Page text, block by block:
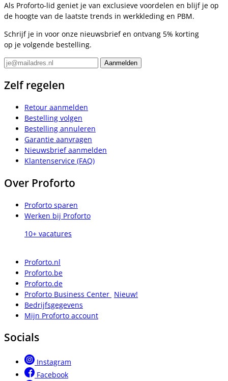
Als Proforto-lid geniet je van exclusieve voordelen en blijf je op
de hoogte van de laatste trends in werkkleding en PBM.
Schrijf je in voor onze nieuwsbrief en ontvang 5% korting
op je volgende bestelling.
Zelf regelen
Retour aanmelden
Bestelling volgen
Bestelling annuleren
Garantie aanvragen
Nieuwsbrief aanmelden
Klantenservice (FAQ)
Over Proforto
Proforto sparen
Werken bij Proforto
10+ vacatures
Proforto.nl
Proforto.be
Proforto.de
Proforto Business Center Nieuw!
Bedrijfsgegevens
Mijn Proforto account
Socials
Instagram
Facebook